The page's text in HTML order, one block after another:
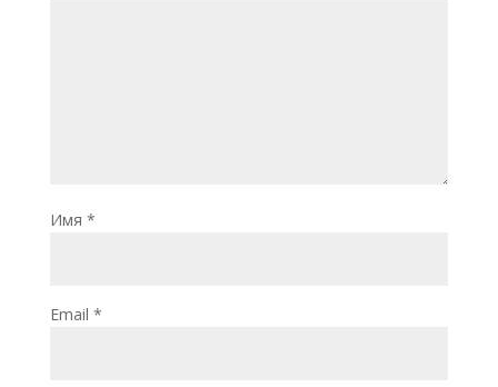
Имя *
Email *